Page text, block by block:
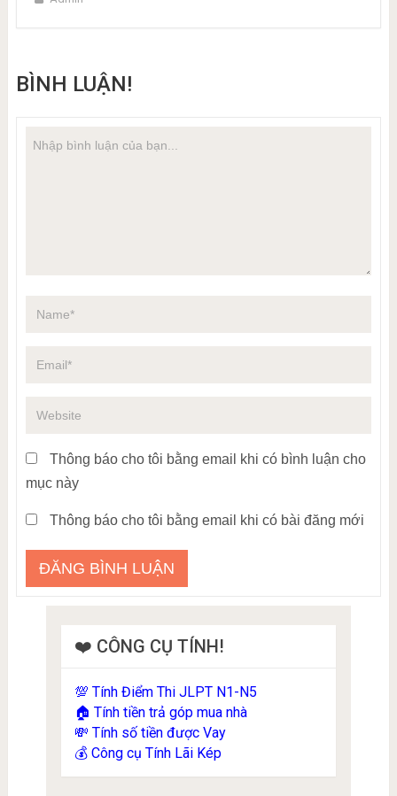
BÌNH LUẬN!
Thông báo cho tôi bằng email khi có bình luận cho
mục này
Thông báo cho tôi bằng email khi có bài đăng mới
❤️ CÔNG CỤ TÍNH!
💯 Tính Điểm Thi JLPT N1-N5
🏠 Tính tiền trả góp mua nhà
💸 Tính số tiền được Vay
💰 Công cụ Tính Lãi Kép